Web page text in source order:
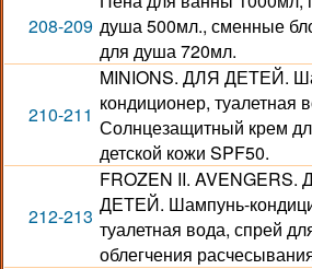
208-209 душа 500мл., сменные
для душа 720мл.
210-211
MINIONS. ДЛЯ ДЕТЕЙ.
кондиционер, туалетная
Солнцезащитный крем
детской кожи SPF50.
212-213
FROZEN II. AVENGERS.
ДЕТЕЙ. Шампунь-
туалетная вода, спрей
облегчения